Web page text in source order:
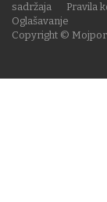
Copyright ©
sadržaja
Pravila
Oglašavanje